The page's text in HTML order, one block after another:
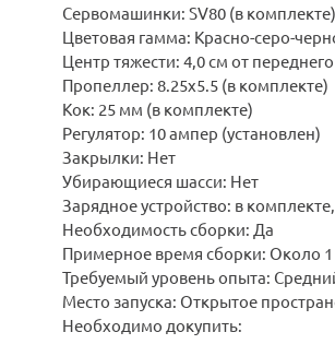
Сервомашинки: SV80 (в комплекте)
Цветовая гамма: Красно-серо-
Центр тяжести: 4,0 см от
Пропеллер: 8.25x5.5 (в комплекте)
Кок: 25 мм (в комплекте)
Регулятор: 10 ампер (установлен)
Закрылки: Нет
Убирающиеся шасси: Нет
Зарядное устройство: в
Необходимость сборки: Да
Примерное время сборки: Около 1
Требуемый уровень опыта:
Место запуска: Открытое
Необходимо докупить: